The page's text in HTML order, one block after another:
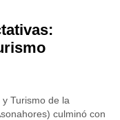
Turismo de la
culminó con